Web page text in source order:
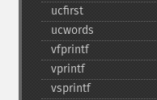
ucfirst
ucwords
vfprintf
vprintf
vsprintf